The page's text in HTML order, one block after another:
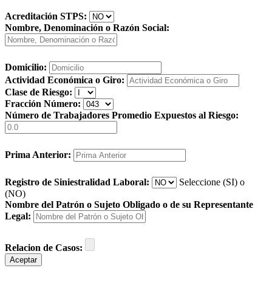
Acreditación STPS:
Nombre, Denominación o Razón Social:
Domicilio:
Actividad Económica o Giro:
Clase de Riesgo:
Fracción Número:
Número de Trabajadores Promedio Expuestos al Riesgo:
Prima Anterior:
Registro de Siniestralidad Laboral:
Seleccione (SI) o
(NO)
Nombre del Patrón o Sujeto Obligado o de su Representante
Legal:
Relacion de Casos:
Aceptar